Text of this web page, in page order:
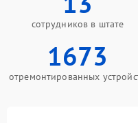
сотрудников в штате
1673
отремонтированных